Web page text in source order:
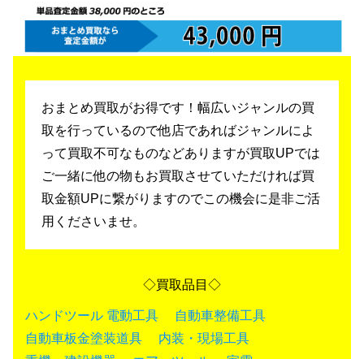
おまとめ買取がお得です！幅広いジャンルの買
取を行っているので他店であればジャンルによ
って買取不可なものなどありますが買取UPでは
ご一緒に他の物もお買取させていただければ買
取金額UPに繋がりますのでこの機会に是非ご活
用くださいませ。
◇買取品目◇
ハンドツール 電動工具
自動車整備工具
自動車板金塗装道具
内装・現場工具